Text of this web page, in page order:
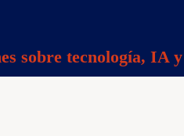
sobre tecnología, IA